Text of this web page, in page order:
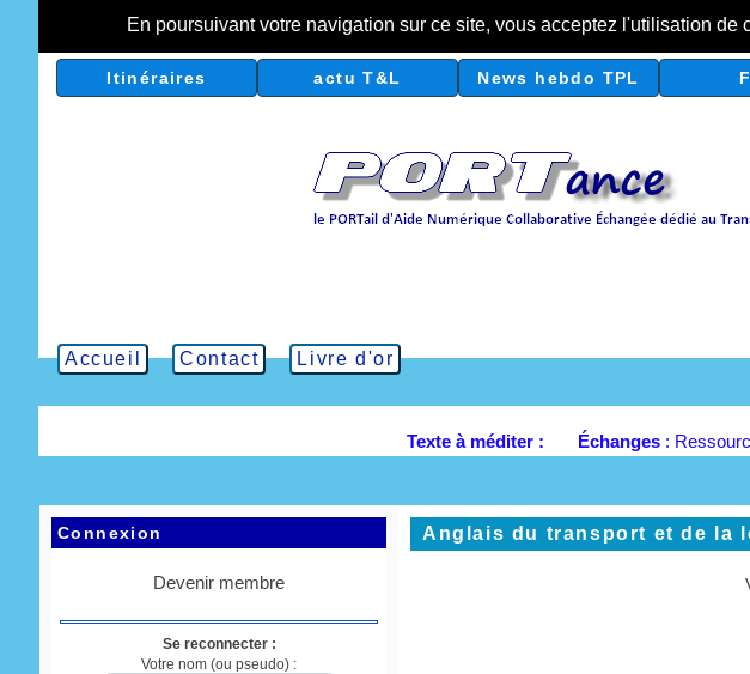
En poursuivant votre navigation sur ce site, vous acceptez l'utilisation
Itinéraires actu T&L News hebdo TPL
Accueil Contact Livre d'or
Texte à méditer : Échanges :
Connexion
Devenir membre
Se reconnecter :
Votre nom (ou pseudo) :
Anglais du transport et de la